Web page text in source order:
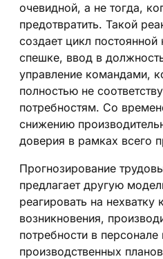
очевидной, а не тогда,
предотвратить. Такой
создает цикл
спешке, ввод в
управление командами,
полностью не
потребностям. Со
снижению
доверия в рамках всего
Прогнозирование
предлагает другую
реагировать на нехватку
возникновения,
потребности в персонале
производственных